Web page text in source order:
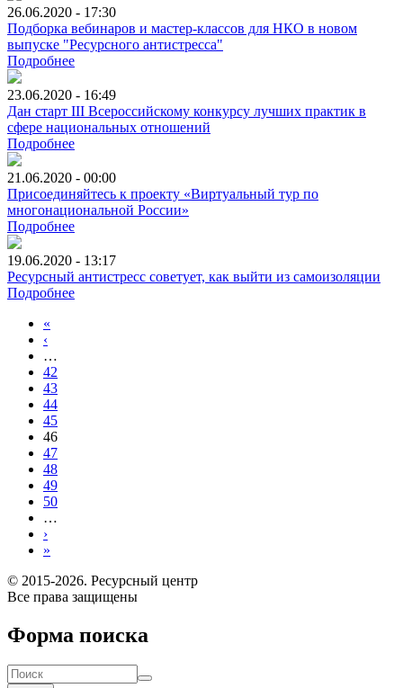
26.06.2020 - 17:30
Подборка вебинаров и мастер-классов для НКО в новом
выпуске "Ресурсного антистресса"
Подробнее
23.06.2020 - 16:49
Дан старт III Всероссийскому конкурсу лучших практик в
сфере национальных отношений
Подробнее
21.06.2020 - 00:00
Присоединяйтесь к проекту «Виртуальный тур по
многонациональной России»
Подробнее
19.06.2020 - 13:17
Ресурсный антистресс советует, как выйти из самоизоляции
Подробнее
«
‹
…
42
43
44
45
46
47
48
49
50
…
›
»
© 2015-2026. Ресурсный центр
Все права защищены
Форма поиска